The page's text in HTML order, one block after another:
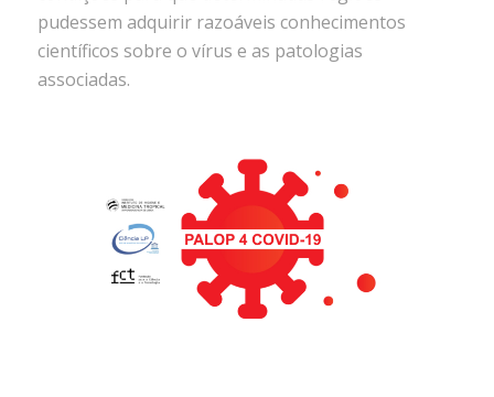
pudessem adquirir razoáveis conhecimentos
científicos sobre o vírus e as patologias
associadas.